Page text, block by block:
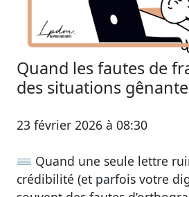
Quand les fautes de
des situations
23 février 2026 à 08:30
⌨️ Quand une seule lettre
crédibilité (et parfois votre